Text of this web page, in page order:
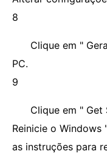
8
Clique em "
PC.
9
Clique em " Get
Reinicie o Windows
as instruções para